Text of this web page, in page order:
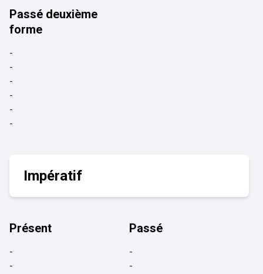
Passé deuxième
forme
-
-
-
-
-
-
Impératif
Présent
-
-
Passé
-
-